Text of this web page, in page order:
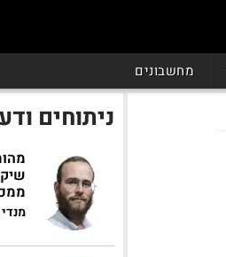
מחשבונים
ניתוחים